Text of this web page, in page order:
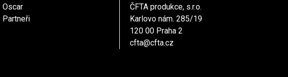
Oscar
Partneři
ČFTA produkce, s.r.o.
Karlovo nám. 285/19
120 00 Praha 2
cfta@cfta.cz